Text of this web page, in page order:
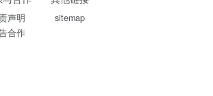
声明
合作
sitemap